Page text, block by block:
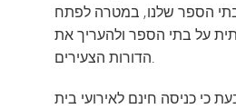
הספר שלנו, במטרה לפתח
על בתי הספר ולהעריך את
הדורות הצעירים.
כי כניסה חינם לאירועי בית